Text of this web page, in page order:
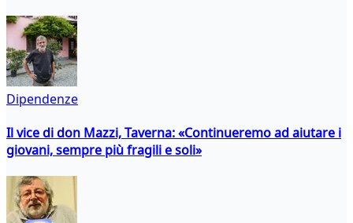
Dipendenze
Il vice di don Mazzi, Taverna: «Continueremo ad aiutare i
giovani, sempre più fragili e soli»